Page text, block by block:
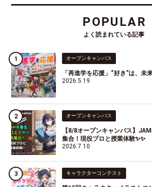
POPULAR
よく読まれている記事
オープンキャンパス
「再進学を応援」“好き”は、未
2026.5.19
オープンキャンパス
【8/8オープンキャンパス】
集合！現役プロと授業体験✨✨
2026.7.10
キャラクターコンテスト